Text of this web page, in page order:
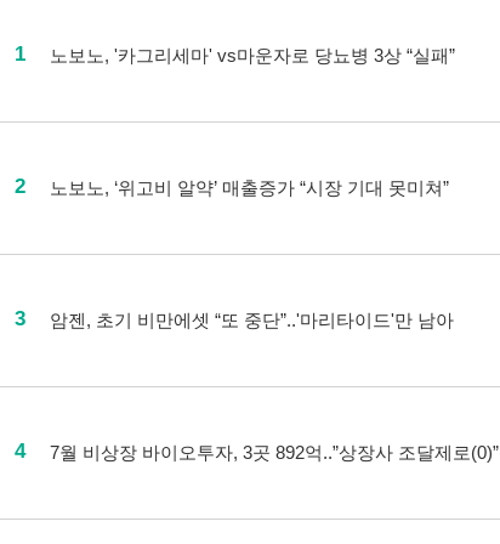
1 노보노, '카그리세마' vs마운자로 당뇨병 3상 “실패”
2 노보노, ‘위고비 알약’ 매출증가 “시장 기대 못미쳐”
3 암젠, 초기 비만에셋 “또 중단”..'마리타이드'만 남아
4 7월 비상장 바이오투자, 3곳 892억..”상장사 조달제로(0)”